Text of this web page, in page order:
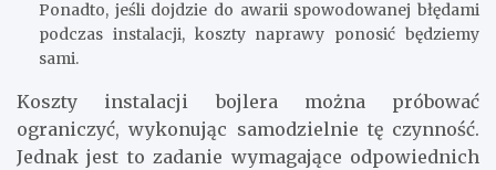
Ponadto, jeśli dojdzie do awarii spowodowanej błędami
podczas instalacji, koszty naprawy ponosić będziemy
sami.
Koszty instalacji bojlera można próbować
ograniczyć, wykonując samodzielnie tę czynność.
Jednak jest to zadanie wymagające odpowiednich